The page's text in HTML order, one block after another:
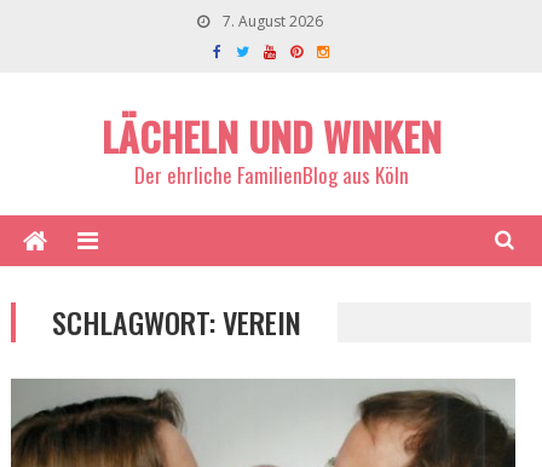
7. August 2026
LÄCHELN UND WINKEN
Der ehrliche FamilienBlog aus Köln
SCHLAGWORT:VEREIN